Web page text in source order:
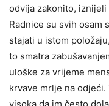
odvija zakonito,
Radnice su svih osam
stajati u istom
to smatra
uloške za vrijeme
krvave mrlje na